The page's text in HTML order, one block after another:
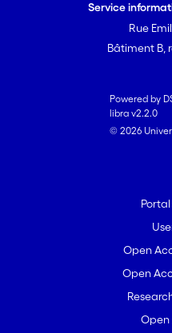
Service
Rue
Bâtiment B,
Powered by
libra v2.2.0
© 2026
Open
Open
Open